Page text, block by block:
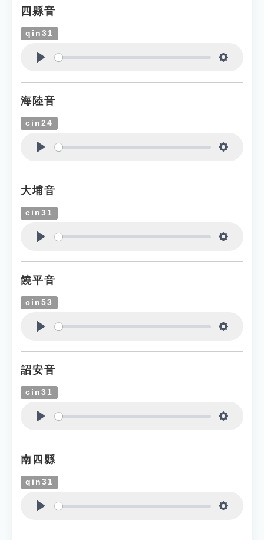
四縣音
qin31
海陸音
cin24
大埔音
cin31
饒平音
cin53
詔安音
cin31
南四縣
qin31